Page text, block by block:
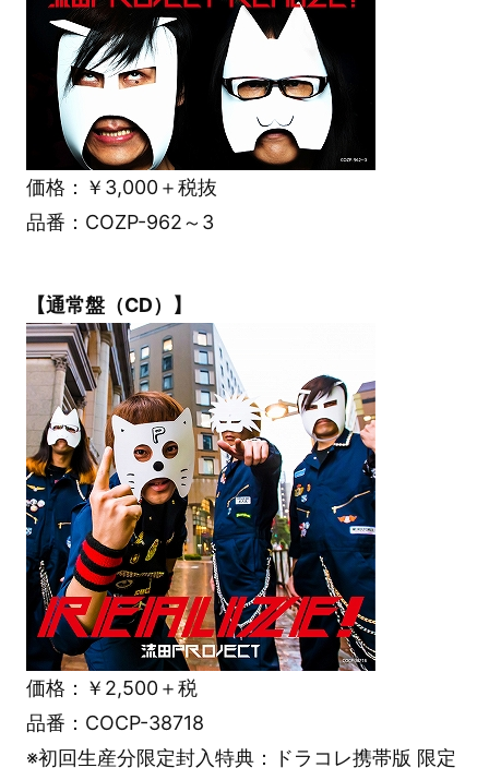
価格：￥3,000＋税抜
品番：COZP-962～3
【通常盤（CD）】
価格：￥2,500＋税
品番：COCP-38718
※初回生産分限定封入特典：ドラコレ携帯版 限定